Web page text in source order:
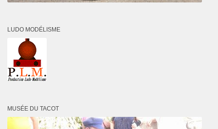
LUDO MODÉLISME
MUSÉE DU TACOT